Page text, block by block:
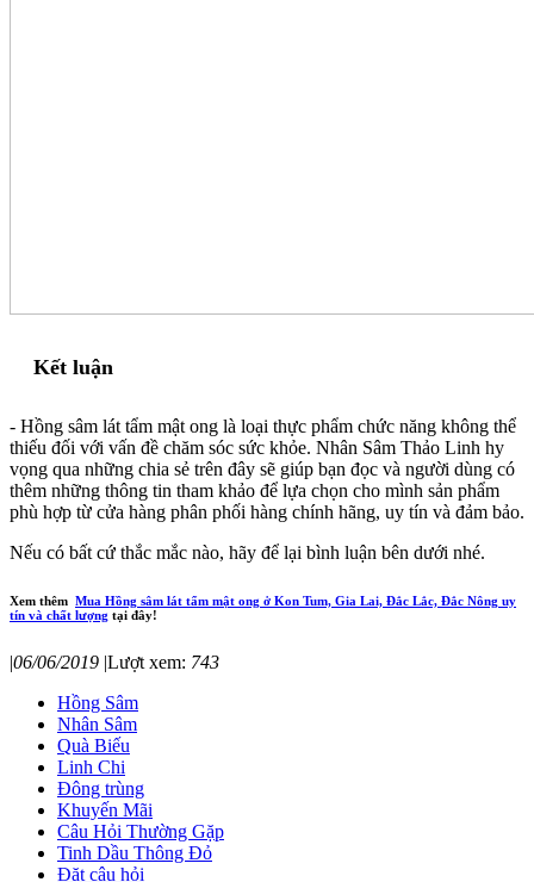
Kết luận
- Hồng sâm lát tẩm mật ong là loại thực phẩm chức năng không thể
thiếu đối với vấn đề chăm sóc sức khỏe. Nhân Sâm Thảo Linh hy
vọng qua những chia sẻ trên đây sẽ giúp bạn đọc và người dùng có
thêm những thông tin tham khảo để lựa chọn cho mình sản phẩm
phù hợp từ cửa hàng phân phối hàng chính hãng, uy tín và đảm bảo.
Nếu có bất cứ thắc mắc nào, hãy để lại bình luận bên dưới nhé.
Xem thêm Mua Hồng sâm lát tẩm mật ong ở Kon Tum, Gia Lai, Đắc Lắc, Đắc Nông uy
tín và chất lượng tại đây!
|06/06/2019 |Lượt xem: 743
Hồng Sâm
Nhân Sâm
Quà Biếu
Linh Chi
Đông trùng
Khuyến Mãi
Câu Hỏi Thường Gặp
Tinh Dầu Thông Đỏ
Đặt câu hỏi